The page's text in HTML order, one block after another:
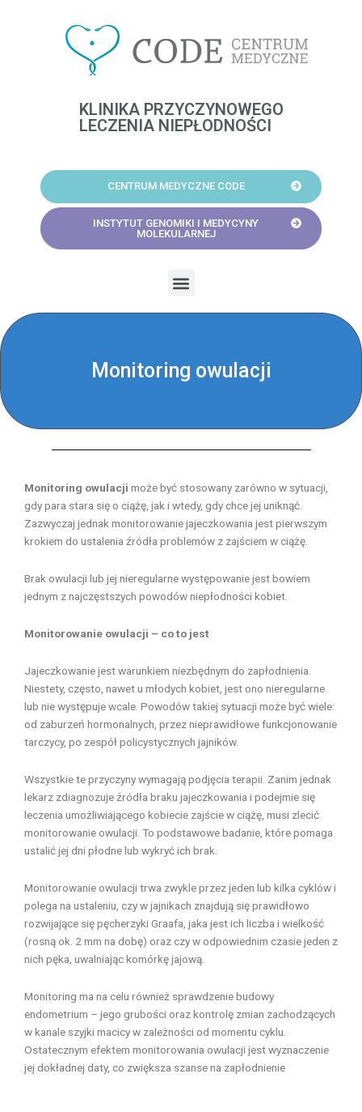
KLINIKA PRZYCZYNOWEGO
LECZENIA NIEPŁODNOŚCI
CENTRUM MEDYCZNE CODE
INSTYTUT GENOMIKI I MEDYCYNY
MOLEKULARNEJ
Monitoring owulacji
Monitoring owulacji może być stosowany zarówno w sytuacji,
gdy para stara się o ciążę, jak i wtedy, gdy chce jej uniknąć.
Zazwyczaj jednak monitorowanie jajeczkowania jest pierwszym
krokiem do ustalenia źródła problemów z zajściem w ciążę.
Brak owulacji lub jej nieregularne występowanie jest bowiem
jednym z najczęstszych powodów niepłodności kobiet.
Monitorowanie owulacji – co to jest
Jajeczkowanie jest warunkiem niezbędnym do zapłodnienia.
Niestety, często, nawet u młodych kobiet, jest ono nieregularne
lub nie występuje wcale. Powodów takiej sytuacji może być wiele:
od zaburzeń hormonalnych, przez nieprawidłowe funkcjonowanie
tarczycy, po zespół policystycznych jajników.
Wszystkie te przyczyny wymagają podjęcia terapii. Zanim jednak
lekarz zdiagnozuje źródła braku jajeczkowania i podejmie się
leczenia umożliwiającego kobiecie zajście w ciążę, musi zlecić
monitorowanie owulacji. To podstawowe badanie, które pomaga
ustalić jej dni płodne lub wykryć ich brak.
Monitorowanie owulacji trwa zwykle przez jeden lub kilka cyklów i
polega na ustaleniu, czy w jajnikach znajdują się prawidłowo
rozwijające się pęcherzyki Graafa, jaka jest ich liczba i wielkość
(rosną ok. 2 mm na dobę) oraz czy w odpowiednim czasie jeden z
nich pęka, uwalniając komórkę jajową.
Monitoring ma na celu również sprawdzenie budowy
endometrium – jego grubości oraz kontrolę zmian zachodzących
w kanale szyjki macicy w zależności od momentu cyklu.
Ostatecznym efektem monitorowania owulacji jest wyznaczenie
jej dokładnej daty, co zwiększa szanse na zapłodnienie